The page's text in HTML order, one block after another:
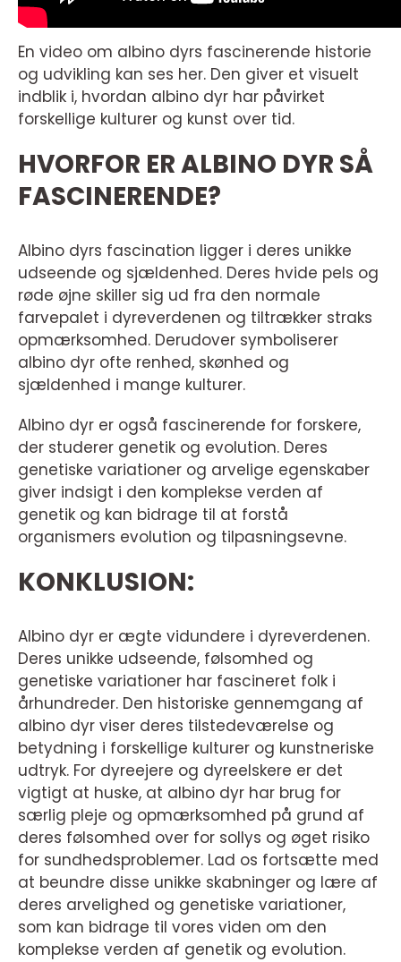
En video om albino dyrs fascinerende historie
og udvikling kan ses her. Den giver et visuelt
indblik i, hvordan albino dyr har påvirket
forskellige kulturer og kunst over tid.
HVORFOR ER ALBINO DYR SÅ
FASCINERENDE?
Albino dyrs fascination ligger i deres unikke
udseende og sjældenhed. Deres hvide pels og
røde øjne skiller sig ud fra den normale
farvepalet i dyreverdenen og tiltrækker straks
opmærksomhed. Derudover symboliserer
albino dyr ofte renhed, skønhed og
sjældenhed i mange kulturer.
Albino dyr er også fascinerende for forskere,
der studerer genetik og evolution. Deres
genetiske variationer og arvelige egenskaber
giver indsigt i den komplekse verden af
genetik og kan bidrage til at forstå
organismers evolution og tilpasningsevne.
KONKLUSION:
Albino dyr er ægte vidundere i dyreverdenen.
Deres unikke udseende, følsomhed og
genetiske variationer har fascineret folk i
århundreder. Den historiske gennemgang af
albino dyr viser deres tilstedeværelse og
betydning i forskellige kulturer og kunstneriske
udtryk. For dyreejere og dyreelskere er det
vigtigt at huske, at albino dyr har brug for
særlig pleje og opmærksomhed på grund af
deres følsomhed over for sollys og øget risiko
for sundhedsproblemer. Lad os fortsætte med
at beundre disse unikke skabninger og lære af
deres arvelighed og genetiske variationer,
som kan bidrage til vores viden om den
komplekse verden af genetik og evolution.